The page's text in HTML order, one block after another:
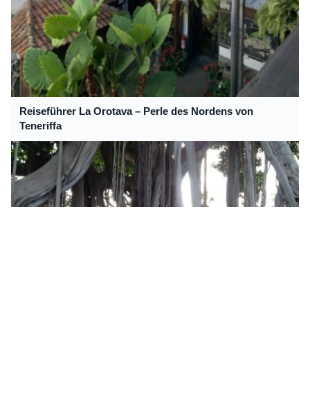
Reiseführer La Orotava – Perle des Nordens von
Teneriffa